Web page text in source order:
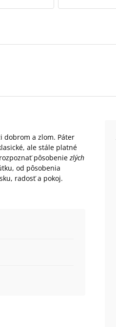
dobrom a zlom. Páter
ale stále platné
pôsobeniezlých
od pôsobenia
radosť a pokoj.